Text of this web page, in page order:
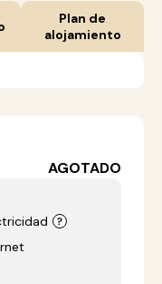
Plan de
alojamiento
AGOTADO